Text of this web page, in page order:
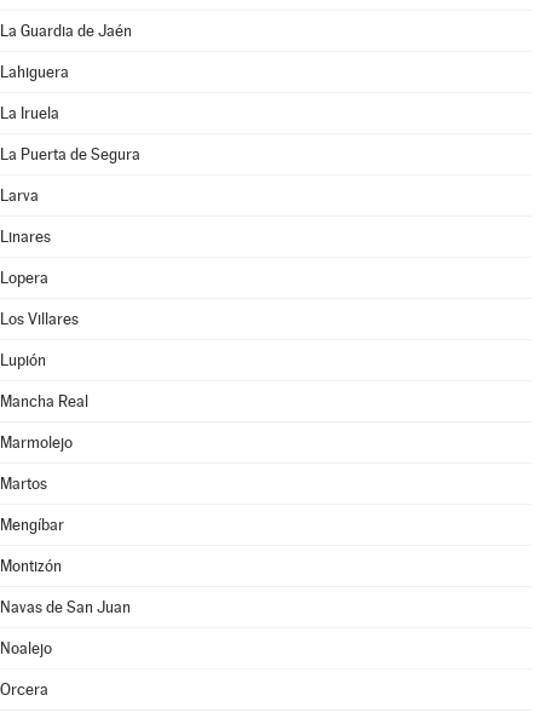
La Guardia de Jaén
Lahiguera
La Iruela
La Puerta de Segura
Larva
Linares
Lopera
Los Villares
Lupión
Mancha Real
Marmolejo
Martos
Mengíbar
Montizón
Navas de San Juan
Noalejo
Orcera